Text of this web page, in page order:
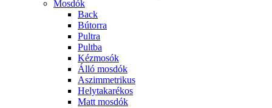
Mosdók
Back
Bútorra
Pultra
Pultba
Kézmosók
Álló mosdók
Aszimmetrikus
Helytakarékos
Matt mosdók